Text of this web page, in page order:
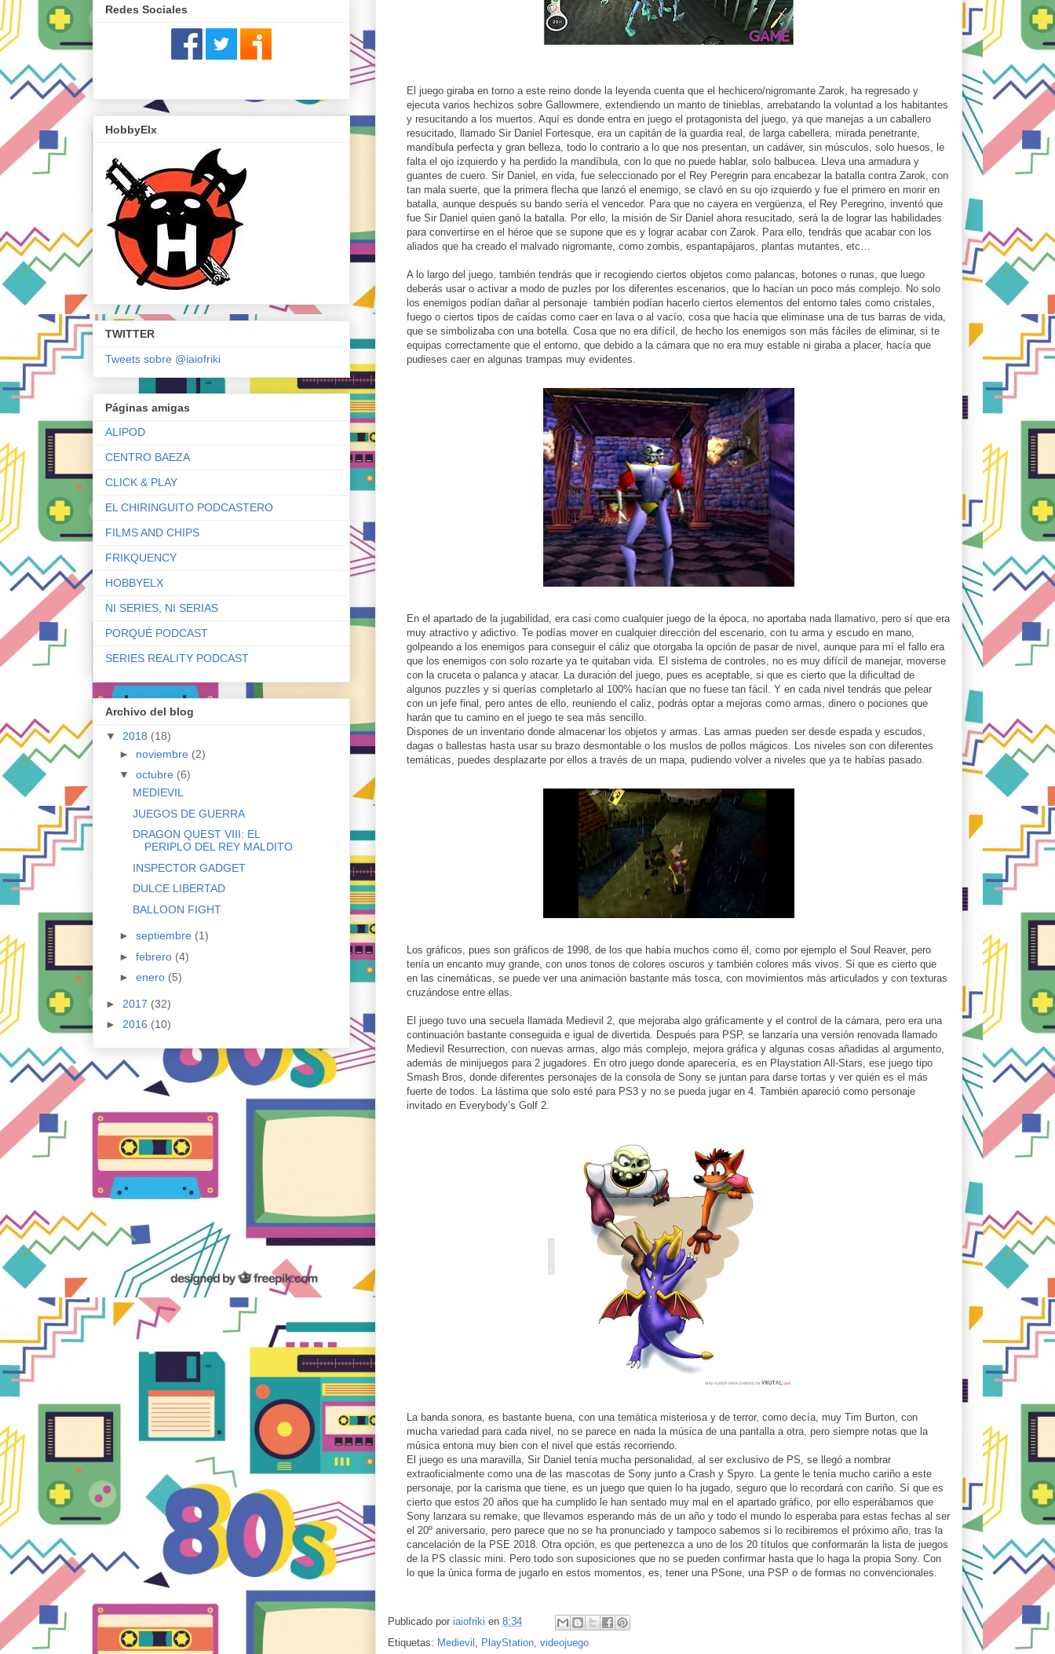
El juego giraba en torno a este reino donde la leyenda cuenta que el hechicero/nigromante Zarok, ha regresado y
ejecuta varios hechizos sobre Gallowmere, extendiendo un manto de tinieblas, arrebatando la voluntad a los habitantes
y resucitando a los muertos. Aquí es donde entra en juego el protagonista del juego, ya que manejas a un caballero
resucitado, llamado Sir Daniel Fortesque, era un capitán de la guardia real, de larga cabellera, mirada penetrante,
mandíbula perfecta y gran belleza, todo lo contrario a lo que nos presentan, un cadáver, sin músculos, solo huesos, le
falta el ojo izquierdo y ha perdido la mandíbula, con lo que no puede hablar, solo balbucea. Lleva una armadura y
guantes de cuero. Sir Daniel, en vida, fue seleccionado por el Rey Peregrin para encabezar la batalla contra Zarok, con
tan mala suerte, que la primera flecha que lanzó el enemigo, se clavó en su ojo izquierdo y fue el primero en morir en
batalla, aunque después su bando sería el vencedor. Para que no cayera en vergüenza, el Rey Peregrino, inventó que
fue Sir Daniel quien ganó la batalla. Por ello, la misión de Sir Daniel ahora resucitado, será la de lograr las habilidades
para convertirse en el héroe que se supone que es y lograr acabar con Zarok. Para ello, tendrás que acabar con los
aliados que ha creado el malvado nigromante, como zombis, espantapájaros, plantas mutantes, etc…
A lo largo del juego, también tendrás que ir recogiendo ciertos objetos como palancas, botones o runas, que luego
deberás usar o activar a modo de puzles por los diferentes escenarios, que lo hacían un poco más complejo. No solo
los enemigos podían dañar al personaje también podían hacerlo ciertos elementos del entorno tales como cristales,
fuego o ciertos tipos de caídas como caer en lava o al vacío, cosa que hacía que eliminase una de tus barras de vida,
que se simbolizaba con una botella. Cosa que no era difícil, de hecho los enemigos son más fáciles de eliminar, si te
equipas correctamente que el entorno, que debido a la cámara que no era muy estable ni giraba a placer, hacía que
pudieses caer en algunas trampas muy evidentes.
En el apartado de la jugabilidad, era casi como cualquier juego de la época, no aportaba nada llamativo, pero sí que era
muy atractivo y adictivo. Te podías mover en cualquier dirección del escenario, con tu arma y escudo en mano,
golpeando a los enemigos para conseguir el cáliz que otorgaba la opción de pasar de nivel, aunque para mí el fallo era
que los enemigos con solo rozarte ya te quitaban vida. El sistema de controles, no es muy difícil de manejar, moverse
con la cruceta o palanca y atacar. La duración del juego, pues es aceptable, si que es cierto que la dificultad de
algunos puzzles y si querías completarlo al 100% hacían que no fuese tan fácil. Y en cada nivel tendrás que pelear
con un jefe final, pero antes de ello, reuniendo el caliz, podrás optar a mejoras como armas, dinero o pociones que
harán que tu camino en el juego te sea más sencillo.
Dispones de un inventario donde almacenar los objetos y armas. Las armas pueden ser desde espada y escudos,
dagas o ballestas hasta usar su brazo desmontable o los muslos de pollos mágicos. Los niveles son con diferentes
temáticas, puedes desplazarte por ellos a través de un mapa, pudiendo volver a niveles que ya te habías pasado.
Los gráficos, pues son gráficos de 1998, de los que había muchos como él, como por ejemplo el Soul Reaver, pero
tenía un encanto muy grande, con unos tonos de colores oscuros y también colores más vivos. Si que es cierto que
en las cinemáticas, se puede ver una animación bastante más tosca, con movimientos más articulados y con texturas
cruzándose entre ellas.
El juego tuvo una secuela llamada Medievil 2, que mejoraba algo gráficamente y el control de la cámara, pero era una
continuación bastante conseguida e igual de divertida. Después para PSP, se lanzaría una versión renovada llamado
Medievil Resurrection, con nuevas armas, algo más complejo, mejora gráfica y algunas cosas añadidas al argumento,
además de minijuegos para 2 jugadores. En otro juego donde aparecería, es en Playstation All-Stars, ese juego tipo
Smash Bros, donde diferentes personajes de la consola de Sony se juntan para darse tortas y ver quién es el más
fuerte de todos. La lástima que solo esté para PS3 y no se pueda jugar en 4. También apareció como personaje
invitado en Everybody’s Golf 2.
La banda sonora, es bastante buena, con una temática misteriosa y de terror, como decía, muy Tim Burton, con
mucha variedad para cada nivel, no se parece en nada la música de una pantalla a otra, pero siempre notas que la
música entona muy bien con el nivel que estás recorriendo.
El juego es una maravilla, Sir Daniel tenía mucha personalidad, al ser exclusivo de PS, se llegó a nombrar
extraoficialmente como una de las mascotas de Sony junto a Crash y Spyro. La gente le tenía mucho cariño a este
personaje, por la carisma que tiene, es un juego que quien lo ha jugado, seguro que lo recordará con cariño. Sí que es
cierto que estos 20 años que ha cumplido le han sentado muy mal en el apartado gráfico, por ello esperábamos que
Sony lanzara su remake, que llevamos esperando más de un año y todo el mundo lo esperaba para estas fechas al ser
el 20º aniversario, pero parece que no se ha pronunciado y tampoco sabemos si lo recibiremos el próximo año, tras la
cancelación de la PSE 2018. Otra opción, es que pertenezca a uno de los 20 títulos que conformarán la lista de juegos
de la PS classic mini. Pero todo son suposiciones que no se pueden confirmar hasta que lo haga la propia Sony. Con
lo que la única forma de jugarlo en estos momentos, es, tener una PSone, una PSP o de formas no convencionales.
Publicado por iaiofriki en 8:34
Etiquetas: Medievil PlayStation videojuego
Redes Sociales
HobbyElx
TWITTER
Tweets sobre @iaiofriki
Páginas amigas
ALIPOD
CENTRO BAEZA
CLICK & PLAY
EL CHIRINGUITO PODCASTERO
FILMS AND CHIPS
FRIKQUENCY
HOBBYELX
NI SERIES, NI SERIAS
PORQUÉ PODCAST
SERIES REALITY PODCAST
Archivo del blog
▼ 2018 (18)
► noviembre (2)
▼ octubre (6)
MEDIEVIL
JUEGOS DE GUERRA
DRAGON QUEST VIII: EL
PERIPLO DEL REY MALDITO
INSPECTOR GADGET
DULCE LIBERTAD
BALLOON FIGHT
► septiembre (1)
► febrero (4)
► enero (5)
► 2017 (32)
► 2016 (10)